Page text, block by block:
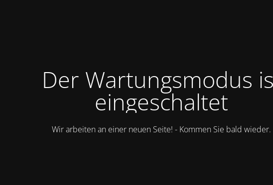
Der Wartungsmodus
eingeschaltet
Wir arbeiten an einer neuen Seite! - Kommen Sie bald wieder.